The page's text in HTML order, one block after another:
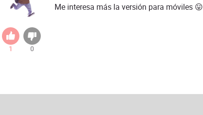
1 0
Me interesa más la versión para móviles 😛